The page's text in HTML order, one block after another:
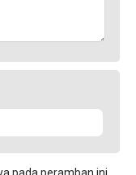
pada peramban ini